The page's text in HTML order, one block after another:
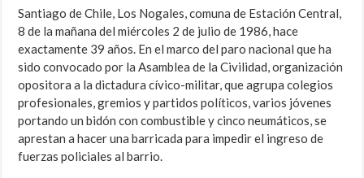
Santiago de Chile, Los Nogales, comuna de Estación Central,
8 de la mañana del miércoles 2 de julio de 1986, hace
exactamente 39 años. En el marco del paro nacional que ha
sido convocado por la Asamblea de la Civilidad, organización
opositora a la dictadura cívico-militar, que agrupa colegios
profesionales, gremios y partidos políticos, varios jóvenes
portando un bidón con combustible y cinco neumáticos, se
aprestan a hacer una barricada para impedir el ingreso de
fuerzas policiales al barrio.